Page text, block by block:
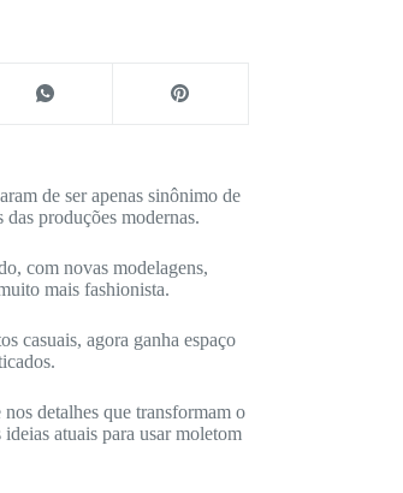
de ser apenas sinônimo de
produções modernas.
com novas modelagens,
mais fashionista.
casuais, agora ganha espaço
detalhes que transformam o
atuais para usar moletom